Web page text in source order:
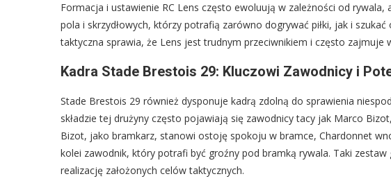
Formacja i ustawienie RC Lens często ewoluują w zależności od
pola i skrzydłowych, którzy potrafią zarówno dogrywać piłki, jak i
taktyczna sprawia, że Lens jest trudnym przeciwnikiem i często zajmuje
Kadra Stade Brestois 29: Kluczowi Zawodnicy i
Stade Brestois 29 również dysponuje kadrą zdolną do sprawienia
składzie tej drużyny często pojawiają się zawodnicy tacy jak Marco
Bizot, jako bramkarz, stanowi ostoję spokoju w bramce, Chardonnet
kolei zawodnik, który potrafi być groźny pod bramką rywala. Taki
realizację założonych celów taktycznych.